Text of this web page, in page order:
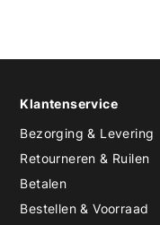
Klantenservice
Bezorging & Levering
Retourneren & Ruilen
Betalen
Bestellen & Voorraad